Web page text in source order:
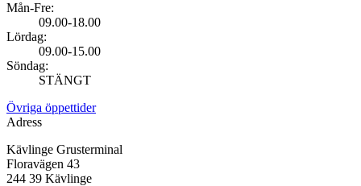
Mån-Fre:
09.00-18.00
Lördag:
09.00-15.00
Söndag:
STÄNGT
Övriga öppettider
Adress
Kävlinge Grusterminal
Floravägen 43
244 39 Kävlinge